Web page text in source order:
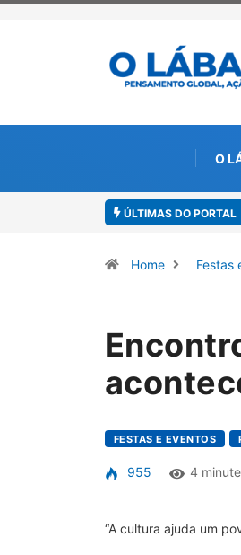
O
ÚLTIMAS DO PORTAL
marcam o I Workshop da Mulher
Home Festas
FESTAS E EVENTOS
955 4
“A cultura ajuda um